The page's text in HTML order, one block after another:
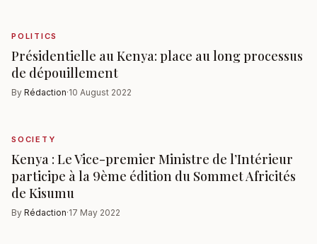
POLITICS
Présidentielle au Kenya: place au long processus
de dépouillement
By Rédaction·10 August 2022
SOCIETY
Kenya : Le Vice-premier Ministre de l’Intérieur
participe à la 9ème édition du Sommet Africités
de Kisumu
By Rédaction·17 May 2022